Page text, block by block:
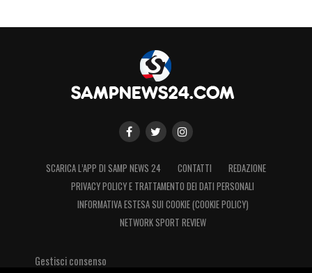
SCARICA L’APP DI SAMP NEWS 24 CONTATTI
REDAZIONE
PRIVACY POLICY E TRATTAMENTO DEI DATI PERSONALI
INFORMATIVA ESTESA SUI COOKIE (COOKIE POLICY)
NETWORK SPORT REVIEW
Gestisci consenso